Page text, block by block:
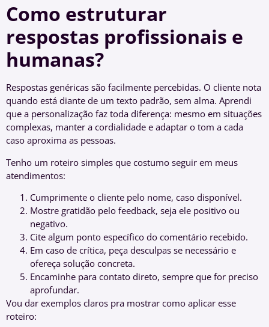
Como estruturar
respostas profissionais e
humanas?
Respostas genéricas são facilmente percebidas. O cliente nota
quando está diante de um texto padrão, sem alma. Aprendi
que a personalização faz toda diferença: mesmo em situações
complexas, manter a cordialidade e adaptar o tom a cada
caso aproxima as pessoas.
Tenho um roteiro simples que costumo seguir em meus
atendimentos:
Cumprimente o cliente pelo nome, caso disponível.
Mostre gratidão pelo feedback, seja ele positivo ou
negativo.
Cite algum ponto específico do comentário recebido.
Em caso de crítica, peça desculpas se necessário e
ofereça solução concreta.
Encaminhe para contato direto, sempre que for preciso
aprofundar.
Vou dar exemplos claros pra mostrar como aplicar esse
roteiro: